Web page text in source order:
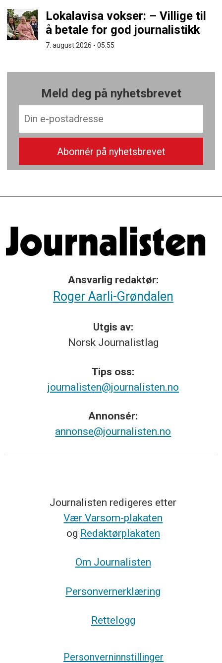
Lokalavisa vokser: – Villige til
å betale for god journalistikk
7. august 2026 - 05:55
Meld deg på nyhetsbrevet
Ansvarlig redaktør:
Roger Aarli-Grøndalen
Utgis av:
Norsk Journalistlag
Tips oss:
journalisten@journalisten.no
Annonsér:
annonse@journalisten.no
Journalisten redigeres etter
Vær Varsom-plakaten
og Redaktørplakaten
Om Journalisten
Personvernerklæring
Rettelogg
Personverninnstillinger